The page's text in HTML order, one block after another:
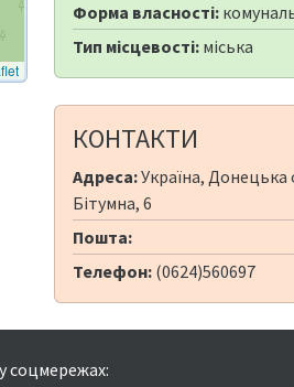
Форма власності:
Тип місцевості: міська
КОНТАКТИ
Адреса:Україна, Донецька
Бітумна, 6
Пошта:
Телефон: (0624)560697
соцмережах: